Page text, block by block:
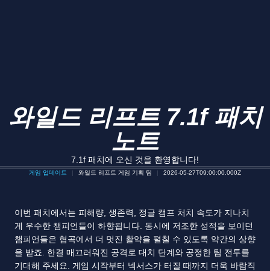
와일드 리프트 7.1f 패치
노트
7.1f 패치에 오신 것을 환영합니다!
게임 업데이트 와일드 리프트 게임 기획 팀 2026-05-27T09:00:00.000Z
이번 패치에서는 피해량, 생존력, 정글 캠프 처치 속도가 지나치
게 우수한 챔피언들이 하향됩니다. 동시에 저조한 성적을 보이던
챔피언들은 협곡에서 더 멋진 활약을 펼칠 수 있도록 약간의 상향
을 받죠. 한결 매끄러워진 공격로 대치 단계와 공정한 팀 전투를
기대해 주세요. 게임 시작부터 넥서스가 터질 때까지 더욱 바람직